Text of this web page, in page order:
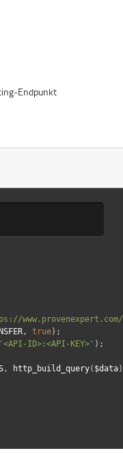
Endpunkt
, true);
'<API-ID>:<API-KEY>' );
, http_build_query( $data